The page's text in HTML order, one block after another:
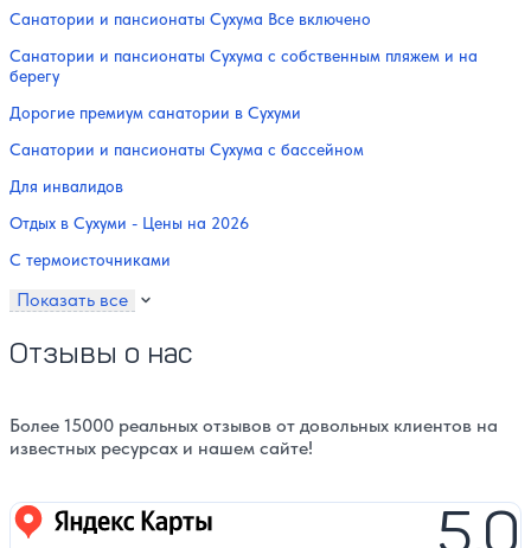
Санатории и пансионаты Сухума Все включено
Санатории и пансионаты Сухума с собственным пляжем и на
берегу
Дорогие премиум санатории в Сухуми
Санатории и пансионаты Сухума с бассейном
Для инвалидов
Отдых в Сухуми - Цены на 2026
С термоисточниками
Показать все
Отзывы о нас
Более 15000 реальных отзывов от довольных клиентов на
известных ресурсах и нашем сайте!
Яндекс карты 5,0